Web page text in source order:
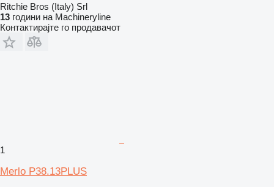
Ritchie Bros (Italy) Srl
13 години на Machineryline
Контактирајте го продавачот
1
Merlo P38.13PLUS